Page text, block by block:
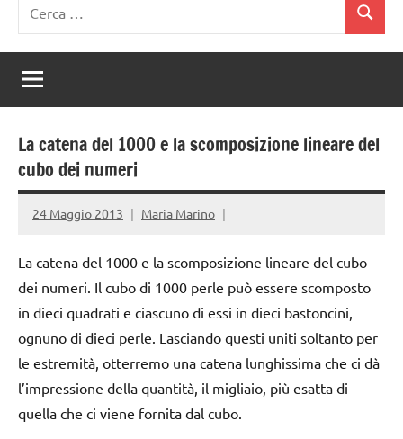
per:
Cerca
La catena del 1000 e la scomposizione lineare del
cubo dei numeri
24 Maggio 2013 Maria Marino
La catena del 1000 e la scomposizione lineare del cubo
dei numeri. Il cubo di 1000 perle può essere scomposto
in dieci quadrati e ciascuno di essi in dieci bastoncini,
ognuno di dieci perle. Lasciando questi uniti soltanto per
le estremità, otterremo una catena lunghissima che ci dà
l’impressione della quantità, il migliaio, più esatta di
quella che ci viene fornita dal cubo.